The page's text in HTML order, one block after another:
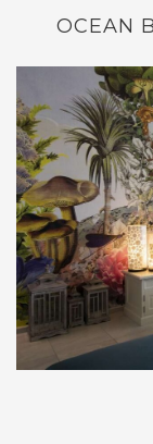
OCEAN